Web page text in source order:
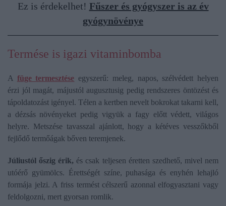
Ez is érdekelhet! Fűszer és gyógyszer is az év
gyógynövénye
Termése is igazi vitaminbomba
A füge termesztése egyszerű: meleg, napos, szélvédett helyen
érzi jól magát, májustól augusztusig pedig rendszeres öntözést és
tápoldatozást igényel. Télen a kertben nevelt bokrokat takarni kell,
a dézsás növényeket pedig vigyük a fagy előtt védett, világos
helyre. Metszése tavasszal ajánlott, hogy a kétéves vesszőkből
fejlődő termőágak bőven teremjenek.
Júliustól őszig érik, és csak teljesen éretten szedhető, mivel nem
utóérő gyümölcs. Érettségét színe, puhasága és enyhén lehajló
formája jelzi. A friss termést célszerű azonnal elfogyasztani vagy
feldolgozni, mert gyorsan romlik.